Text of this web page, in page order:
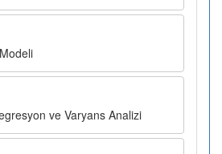
ve Varyans Analizi